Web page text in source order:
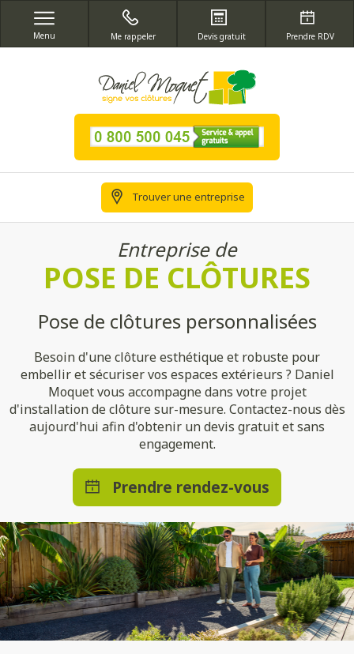
Menu Me rappeler Devis gratuit Prendre RDV
Trouver une entreprise
Entreprise de
POSE DE CLÔTURES
Pose de clôtures personnalisées
Besoin d'une clôture esthétique et robuste pour
embellir et sécuriser vos espaces extérieurs ? Daniel
Moquet vous accompagne dans votre projet
d'installation de clôture sur-mesure. Contactez-nous dès
aujourd'hui afin d'obtenir un devis gratuit et sans
engagement.
Prendre rendez-vous